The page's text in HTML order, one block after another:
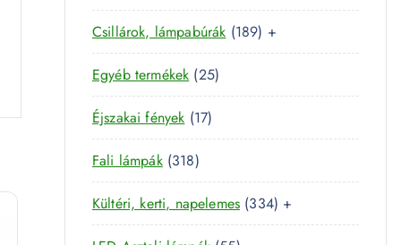
k
e
9
t
e
r
m
é
k
Csillárok, lámpabúrák 1891
8
t
é
k
+
Egyéb termékek 252
5
e
Éjszakai fények 171
7
e
r
m
Fali lámpák 3183
1
8
t
Kültéri, kerti, napelemes 3343
3
+